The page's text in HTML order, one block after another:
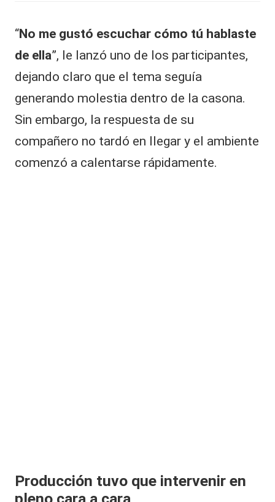
“No me gustó escuchar cómo tú hablaste
de ella”, le lanzó uno de los participantes,
dejando claro que el tema seguía
generando molestia dentro de la casona.
Sin embargo, la respuesta de su
compañero no tardó en llegar y el ambiente
comenzó a calentarse rápidamente.
Producción tuvo que intervenir en
pleno cara a cara